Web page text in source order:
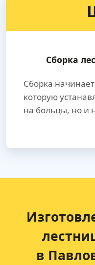
Сборка
Сборка
которую
на больцы, но и
в